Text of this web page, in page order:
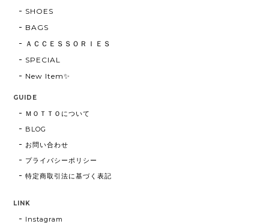
SHOES
BAGS
ＡＣＣＥＳＳＯＲＩＥＳ
SPECIAL
New Item✨
GUIDE
ＭＯＴＴＯについて
BLOG
お問い合わせ
プライバシーポリシー
特定商取引法に基づく表記
LINK
Instagram